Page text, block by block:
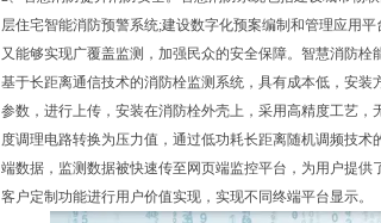
层住宅智能消防预警系统;建设数字化预案编制和管理应用平
又能够实现广覆盖监测，加强民众的安全保障。智慧消防
基于长距离通信技术的消防栓监测系统，具有成本低，安
参数，进行上传，安装在消防栓外壳上，采用高精度工艺
度调理电路转换为压力值，通过低功耗长距离随机调频技
端数据，监测数据被快速传至网页端监控平台，为用户提
客户定制功能进行用户价值实现，实现不同终端平台显示。